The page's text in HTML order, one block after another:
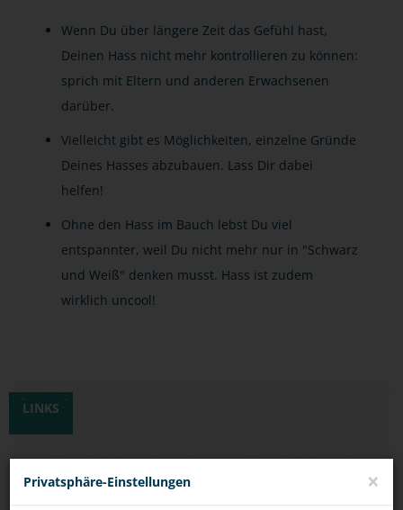
Wenn Du über längere Zeit das Gefühl hast,
Deinen Hass nicht mehr kontrollieren zu können:
sprich mit Eltern und anderen Erwachsenen
darüber.
Vielleicht gibt es Möglichkeiten, einzelne Gründe
Deines Hasses abzubauen. Lass Dir dabei
helfen!
Ohne den Hass im Bauch lebst Du viel
entspannter, weil Du nicht mehr nur in "Schwarz
und Weiß" denken musst. Hass ist zudem
wirklich uncool!
LINKS
Privatsphäre-Einstellungen ×